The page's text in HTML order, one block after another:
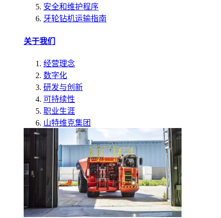
安全和维护程序
牙轮钻机运输指南
关于我们
经营理念
数字化
研发与创新
可持续性
职业生涯
山特维克集团